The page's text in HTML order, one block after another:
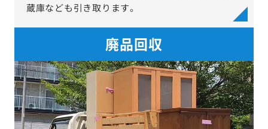
蔵庫なども引き取ります。
廃品回収